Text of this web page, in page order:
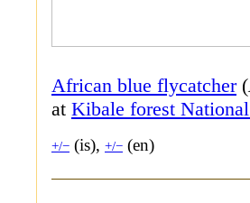
African blue flycatcher(
at Kibale forest
+/− (is), +/− (en)